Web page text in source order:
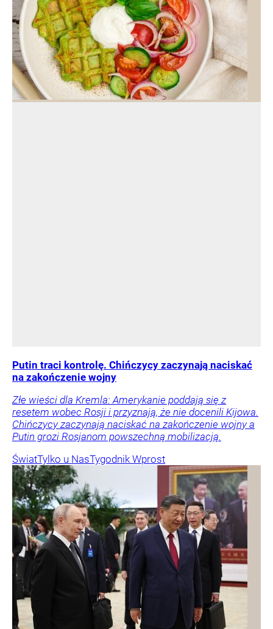
Putin traci kontrolę. Chińczycy zaczynają naciskać
na zakończenie wojny
Złe wieści dla Kremla: Amerykanie poddają się z
resetem wobec Rosji i przyznają, że nie docenili Kijowa.
Chińczycy zaczynają naciskać na zakończenie wojny a
Putin grozi Rosjanom powszechną mobilizacją.
ŚwiatTylko u NasTygodnik Wprost